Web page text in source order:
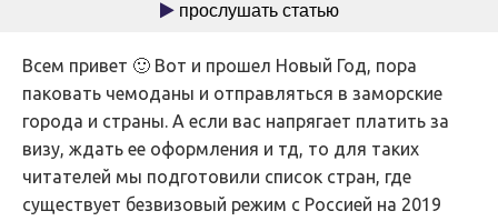
прослушать статью
Всем привет 🙂 Вот и прошел Новый Год, пора
паковать чемоданы и отправляться в заморские
города и страны. А если вас напрягает платить за
визу, ждать ее оформления и тд, то для таких
читателей мы подготовили список стран, где
существует безвизовый режим с Россией на 2019